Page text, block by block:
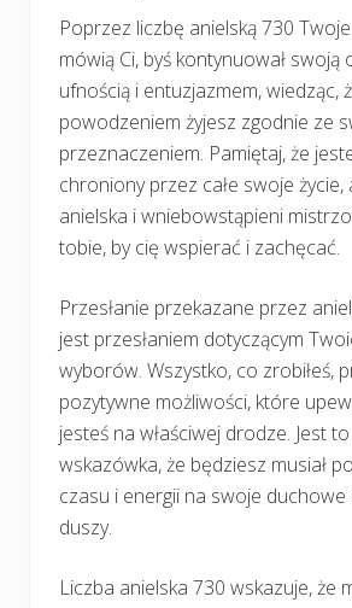
Poprzez liczbę anielską 730
mówią Ci, byś kontynuował swoją
ufnością i entuzjazmem, wiedząc,
powodzeniem żyjesz zgodnie ze
przeznaczeniem. Pamiętaj, że
chroniony przez całe swoje życie,
anielska i wniebowstąpieni
tobie, by cię wspierać i zachęcać.
Przesłanie przekazane przez
jest przesłaniem dotyczącym
wyborów. Wszystko, co zrobiłeś,
pozytywne możliwości, które
jesteś na właściwej drodze. Jest
wskazówka, że będziesz musiał
czasu i energii na swoje duchowe
duszy.
Liczba anielska 730 wskazuje, że